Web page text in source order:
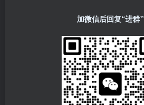
加微信后回复“进群”